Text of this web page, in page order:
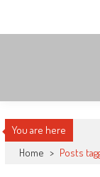
content
You are here
Home > Posts